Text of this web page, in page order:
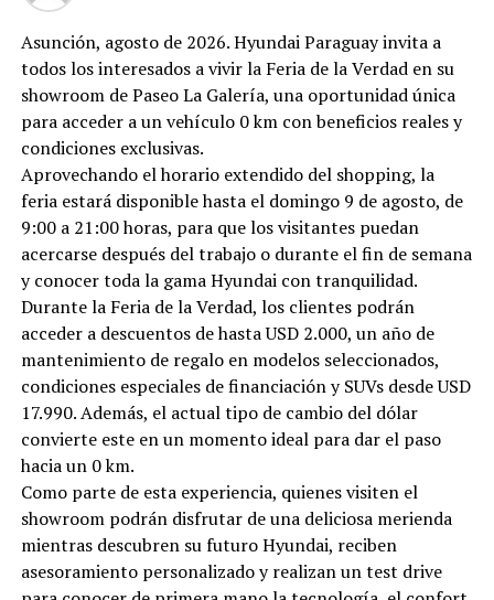
Asunción, agosto de 2026. Hyundai Paraguay invita a
todos los interesados a vivir la Feria de la Verdad en su
showroom de Paseo La Galería, una oportunidad única
para acceder a un vehículo 0 km con beneficios reales y
condiciones exclusivas.
Aprovechando el horario extendido del shopping, la
feria estará disponible hasta el domingo 9 de agosto, de
9:00 a 21:00 horas, para que los visitantes puedan
acercarse después del trabajo o durante el fin de semana
y conocer toda la gama Hyundai con tranquilidad.
Durante la Feria de la Verdad, los clientes podrán
acceder a descuentos de hasta USD 2.000, un año de
mantenimiento de regalo en modelos seleccionados,
condiciones especiales de financiación y SUVs desde USD
17.990. Además, el actual tipo de cambio del dólar
convierte este en un momento ideal para dar el paso
hacia un 0 km.
Como parte de esta experiencia, quienes visiten el
showroom podrán disfrutar de una deliciosa merienda
mientras descubren su futuro Hyundai, reciben
asesoramiento personalizado y realizan un test drive